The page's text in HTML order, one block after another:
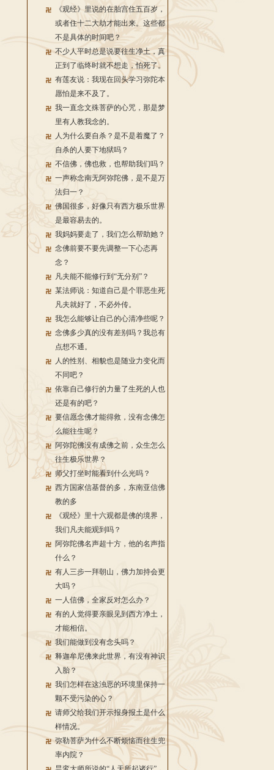
《观经》里说的在胎宫住五百岁，
或者住十二大劫才能出来。这些都
不是具体的时间吧？
不少人平时总是说要往生净土，真
正到了临终时就不想走，怕死了。
有莲友说：我现在回头学习弥陀本
愿怕是来不及了。
我一直念文殊菩萨的心咒，那是梦
里有人教我念的。
人为什么要自杀？是不是着魔了？
自杀的人要下地狱吗？
不信佛，佛也救，也帮助我们吗？
一声称念南无阿弥陀佛，是不是万
法归一？
佛国很多，好像只有西方极乐世界
是最容易去的。
我妈妈要走了，我们怎么帮助她？
念佛前要不要先调整一下心态再
念？
凡夫能不能修行到“无分别”？
某法师说：知道自己是个罪恶生死
凡夫就好了，不必外传。
我怎么能够让自己的心清净些呢？
念佛多少真的没有差别吗？我总有
点想不通。
人的性别、相貌也是随业力变化而
不同吧？
依靠自己修行的力量了生死的人也
还是有的吧？
要信愿念佛才能得救，没有念佛怎
么能往生呢？
阿弥陀佛没有成佛之前，众生怎么
往生极乐世界？
师父打坐时能看到什么光吗？
西方国家信基督的多，东南亚信佛
教的多
《观经》里十六观都是佛的境界，
我们凡夫能观到吗？
阿弥陀佛名声超十方，他的名声指
什么？
有人三步一拜朝山，佛力加持会更
大吗？
一人信佛，全家反对怎么办？
有的人觉得要亲眼见到西方净土，
才能相信。
我们能做到没有念头吗？
释迦牟尼佛来此世界，有没有神识
入胎？
我们怎样在这浊恶的环境里保持一
颗不受污染的心？
请师父给我们开示报身报土是什么
样情况。
弥勒菩萨为什么不断烦恼而往生兜
率内院？